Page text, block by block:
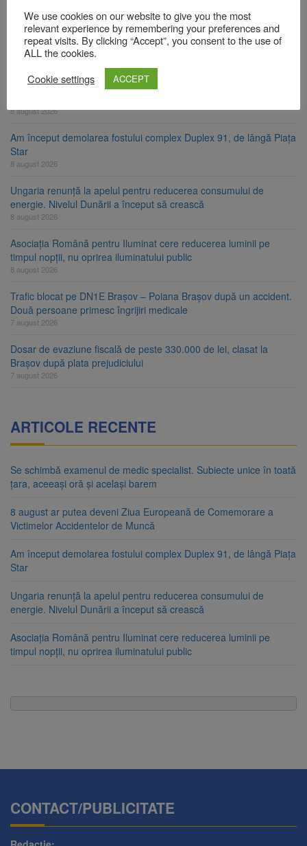
Se schimbă examenul de medic specialist. Subiecte unice în toată
țara, aceeași oră și același barem
8 august 2026
8 august ar putea deveni Ziua Europeană de Comemorare a
8 august 2026
Am început demolarea fostului complex Duplex 91, de lângă Piața
Star
8 august 2026
Ungaria renunță la apelul pentru reducerea consumului de
energie. Nivelul Dunării a început să crească
8 august 2026
Asociația Română pentru Iluminat cere reducerea luminii pe
timpul nopții, nu oprirea iluminatului public
8 august 2026
Trafic blocat pe DN1E Brașov – Poiana Brașov după un accident.
Două persoane primesc îngrijiri medicale
7 august 2026
Dosar de evaziune fiscală de peste 330.000 de lei, clasat la
Brașov după plata prejudiciului
7 august 2026
ARTICOLE RECENTE
Se schimbă examenul de medic specialist. Subiecte unice în toată
țara, aceeași oră și același barem
8 august ar putea deveni Ziua Europeană de Comemorare a
Victimelor Accidentelor de Muncă
Am început demolarea fostului complex Duplex 91, de lângă Piața
Star
Ungaria renunță la apelul pentru reducerea consumului de
energie. Nivelul Dunării a început să crească
Asociația Română pentru Iluminat cere reducerea luminii pe
timpul nopții, nu oprirea iluminatului public
CONTACT/PUBLICITATE
We use cookies on our website to give you the most
relevant experience by remembering your preferences and
repeat visits. By clicking “Accept”, you consent to the use of
ALL the cookies.
Cookie settings
ACCEPT